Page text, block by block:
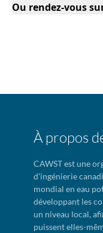
Ou rendez-vous
À propos
CAWST est une
d'ingénierie
mondial en eau
développant les
un niveau local,
puissent elles-